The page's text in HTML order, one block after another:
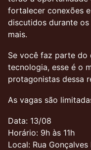
fortalecer conexões
discutidos durante
mais.
Se você faz parte do
tecnologia, esse é o
protagonistas dessa
As vagas são
Data: 13/08
Horário: 9h às 11h
Local: Rua